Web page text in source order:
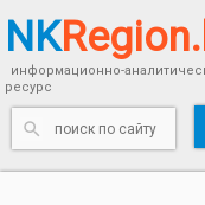
NK
информационно-
ресурс